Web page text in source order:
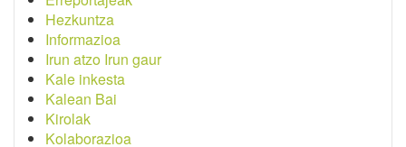
Hezkuntza
Informazioa
Irun atzo Irun gaur
Kale inkesta
Kalean Bai
Kirolak
Kolaborazioa